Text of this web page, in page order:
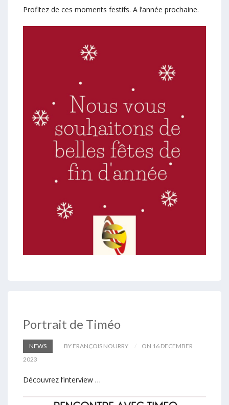
Profitez de ces moments festifs. A l’année prochaine.
Portrait de Timéo
NEWS BY FRANÇOIS NOURRY
ON 16 DECEMBER
2023
Découvrez l’interview …